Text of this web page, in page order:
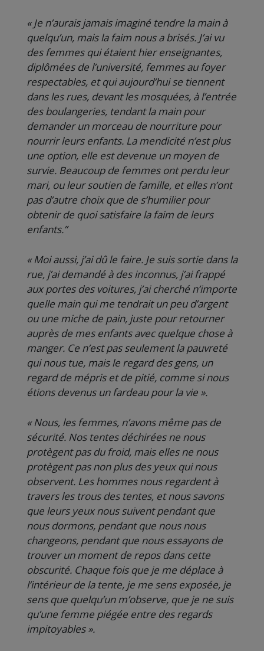
« Je n’aurais jamais imaginé tendre la main à
quelqu’un, mais la faim nous a brisés. J’ai vu
des femmes qui étaient hier enseignantes,
diplômées de l’université, femmes au foyer
respectables, et qui aujourd’hui se tiennent
dans les rues, devant les mosquées, à l’entrée
des boulangeries, tendant la main pour
demander un morceau de nourriture pour
nourrir leurs enfants. La mendicité n’est plus
une option, elle est devenue un moyen de
survie. Beaucoup de femmes ont perdu leur
mari, ou leur soutien de famille, et elles n’ont
pas d’autre choix que de s’humilier pour
obtenir de quoi satisfaire la faim de leurs
enfants.”
« Moi aussi, j’ai dû le faire. Je suis sortie dans la
rue, j’ai demandé à des inconnus, j’ai frappé
aux portes des voitures, j’ai cherché n’importe
quelle main qui me tendrait un peu d’argent
ou une miche de pain, juste pour retourner
auprès de mes enfants avec quelque chose à
manger. Ce n’est pas seulement la pauvreté
qui nous tue, mais le regard des gens, un
regard de mépris et de pitié, comme si nous
étions devenus un fardeau pour la vie ».
« Nous, les femmes, n’avons même pas de
sécurité. Nos tentes déchirées ne nous
protègent pas du froid, mais elles ne nous
protègent pas non plus des yeux qui nous
observent. Les hommes nous regardent à
travers les trous des tentes, et nous savons
que leurs yeux nous suivent pendant que
nous dormons, pendant que nous nous
changeons, pendant que nous essayons de
trouver un moment de repos dans cette
obscurité. Chaque fois que je me déplace à
l’intérieur de la tente, je me sens exposée, je
sens que quelqu’un m’observe, que je ne suis
qu’une femme piégée entre des regards
impitoyables ».